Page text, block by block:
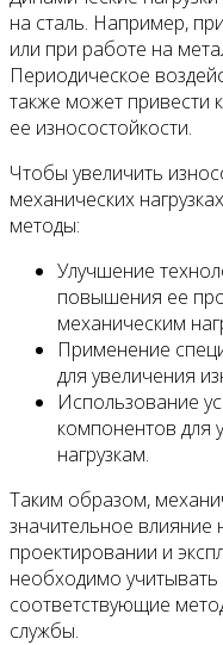
на сталь. Например,
или при работе на
Периодическое
также может привести
ее износостойкости.
Чтобы увеличить
механических
методы:
Улучшение
повышения ее
механическим
Применение
для увеличения
Использование
компонентов для
нагрузкам.
Таким образом,
значительное влияние
проектировании и
необходимо
соответствующие
службы.